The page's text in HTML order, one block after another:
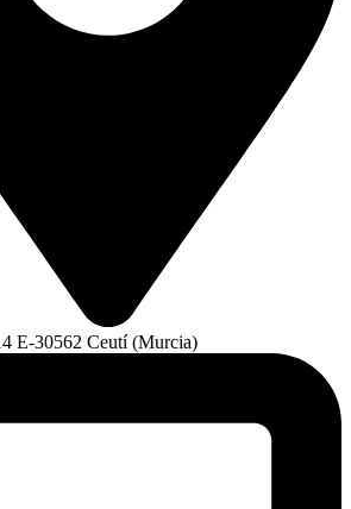
E-30562 Ceutí (Murcia)